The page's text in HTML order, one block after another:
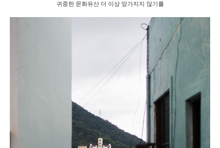
귀중한 문화유산 더 이상 망가지지 않기를